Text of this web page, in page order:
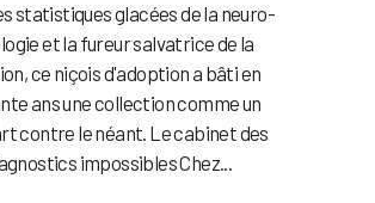
statistiques glacées de la neuro-
et la fureur salvatrice de la
ce niçois d'adoption a bâti en
ans une collection comme un
contre le néant. Le cabinet des
impossibles Chez...